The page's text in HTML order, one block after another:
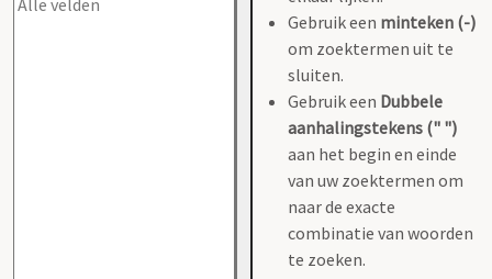
Gebruik een minteken (-)
om zoektermen uit te
sluiten.
Gebruik een Dubbele
aanhalingstekens (" ")
aan het begin en einde
van uw zoektermen om
naar de exacte
combinatie van woorden
te zoeken.